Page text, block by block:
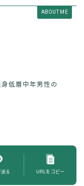
ABOUT ME
低層中年男性の
る URLをコピー